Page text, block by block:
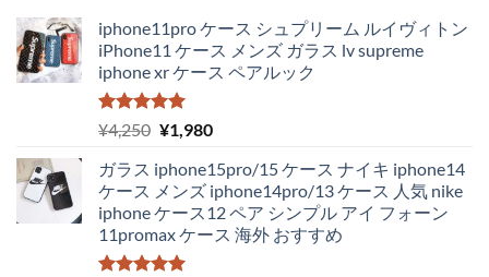
iphone11pro ケース シュプリーム ルイヴィトン
iPhone11 ケース メンズ ガラス lv supreme
iphone xr ケース ペアルック
5段階中
5.00
の評価
¥4,250 元
価
格
は
¥4,250
で
¥1,980現
の
価
格
は
ガラス iphone15pro/15 ケース ナイキ iphone14
ケース メンズ iphone14pro/13 ケース 人気 nike
iphone ケース12 ペア シンプル アイ フォーン
11promax ケース 海外 おすすめ